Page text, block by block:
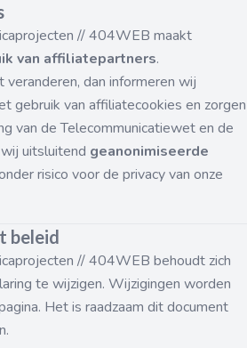
// 404WEB maakt
van affiliatepartners.
dan informeren wij
gebruik van affiliatecookies en zorgen
van de Telecommunicatiewet en de
uitsluitend geanonimiseerde
risico voor de privacy van onze
beleid
// 404WEB behoudt zich
te wijzigen. Wijzigingen worden
Het is raadzaam dit document